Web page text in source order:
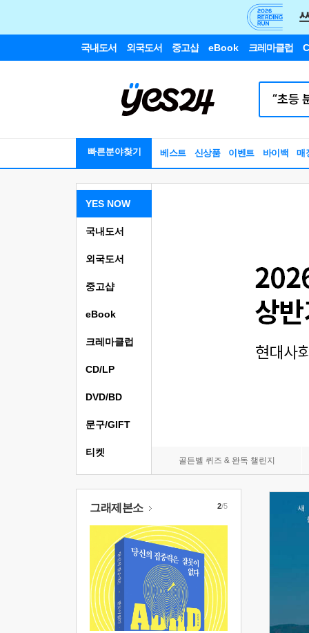
국내도서 외국도서 중고샵 eBook 크레마클럽
빠른분야찾기 베스트 신상품 이벤트 바이백 매
YES NOW
골든벨 퀴즈 & 완독 챌린지
국내도서
외국도서
중고샵
eBook
크레마클럽
CD/LP
DVD/BD
문구/GIFT
티켓
그래제본소 2/5